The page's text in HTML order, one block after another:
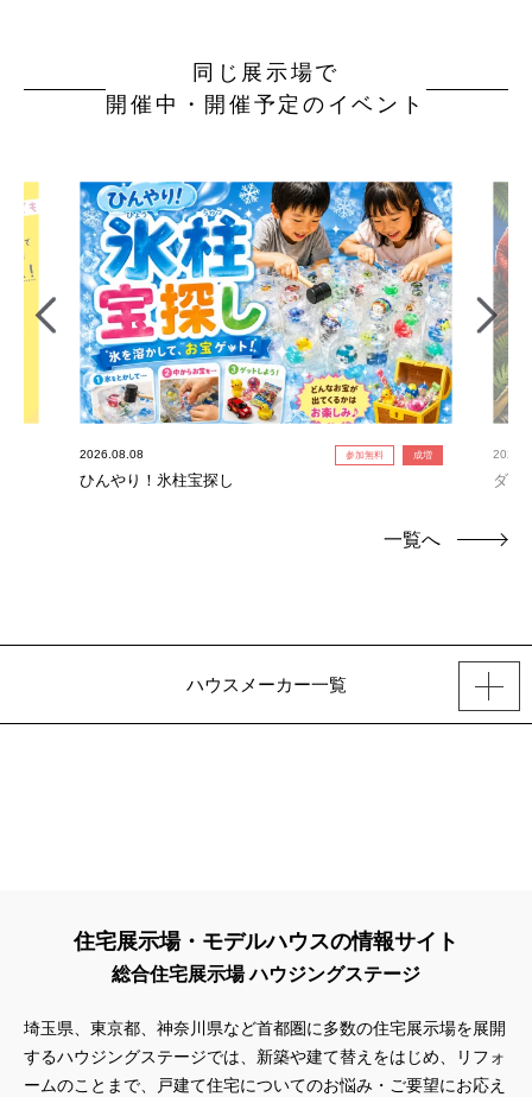
同じ展示場で
開催中・開催予定のイベント
2026.08.08 参加無料 成増
ひんやり！氷柱宝探し ダイ
一覧へ
ハウスメーカー一覧
住宅展示場・モデルハウスの情報サイト
総合住宅展示場 ハウジングステージ
埼玉県、東京都、神奈川県など首都圏に多数の住宅展示場を展開
するハウジングステージでは、新築や建て替えをはじめ、リフォ
ームのことまで、戸建て住宅についてのお悩み・ご要望にお応え